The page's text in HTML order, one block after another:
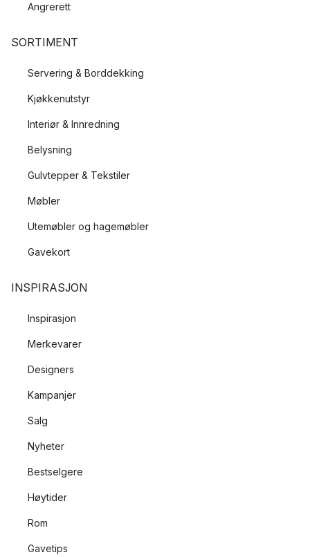
Angrerett
SORTIMENT
Servering & Borddekking
Kjøkkenutstyr
Interiør & Innredning
Belysning
Gulvtepper & Tekstiler
Møbler
Utemøbler og hagemøbler
Gavekort
INSPIRASJON
Inspirasjon
Merkevarer
Designers
Kampanjer
Salg
Nyheter
Bestselgere
Høytider
Rom
Gavetips